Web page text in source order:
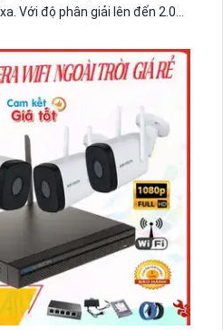
Với độ phân giải lên đến 2.0
dùng dễ dàng quản lý và
bị di động như điện thoại. Đây
cho một hệ thống giám sát